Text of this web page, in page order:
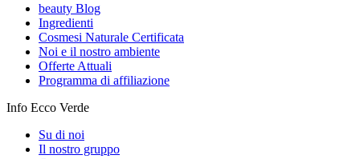
beauty Blog
Ingredienti
Cosmesi Naturale Certificata
Noi e il nostro ambiente
Offerte Attuali
Programma di affiliazione
Info Ecco Verde
Su di noi
Il nostro gruppo